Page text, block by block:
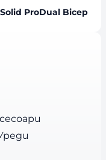
ProDual Bicep